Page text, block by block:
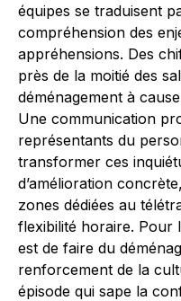
équipes se traduisent
compréhension des
appréhensions. Des
près de la moitié des
déménagement à
Une communication
représentants du
transformer ces
d’amélioration
zones dédiées au
flexibilité horaire. Pour
est de faire du
renforcement de la
épisode qui sape la